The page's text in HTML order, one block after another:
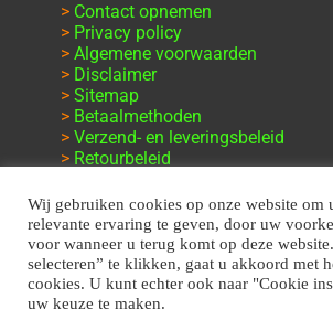
> Contact opnemen
> Privacy policy
> Algemene voorwaarden
> Disclaimer
> Sitemap
> Betaalmethoden
> Verzend- en leveringsbeleid
> Retourbeleid
Wij gebruiken cookies op onze website om
relevante ervaring te geven, door uw
voor wanneer u terug komt op deze
selecteren” te klikken, gaat u akkoord met
cookies. U kunt echter ook naar "Cookie
uw keuze te maken.